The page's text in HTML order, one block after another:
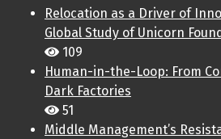
Relocation as a Driver of
Global Study of Unicorn
109
Human-in-the-Loop: From
Dark Factories
51
Middle Management’s